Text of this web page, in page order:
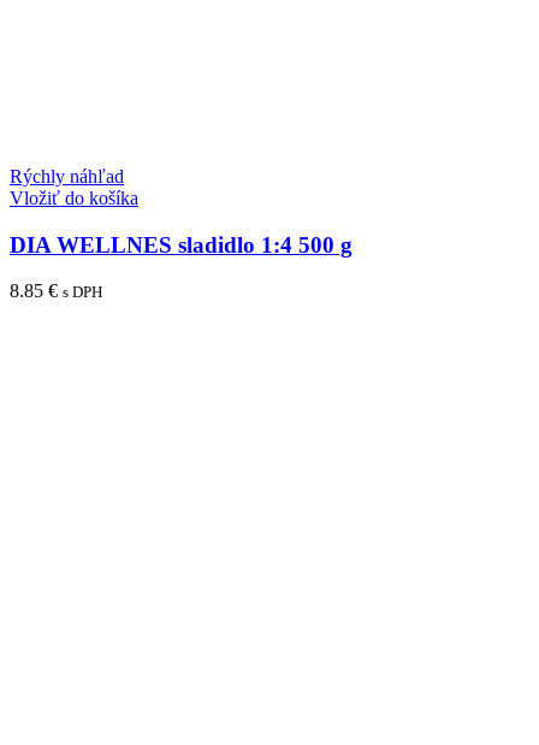
Rýchly náhľad
Vložiť do košíka
DIA WELLNES sladidlo 1:4 500 g
8.85 € s DPH